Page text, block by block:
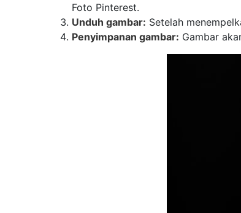
Foto Pinterest.
Unduh gambar: Setelah
Penyimpanan gambar: Gambar